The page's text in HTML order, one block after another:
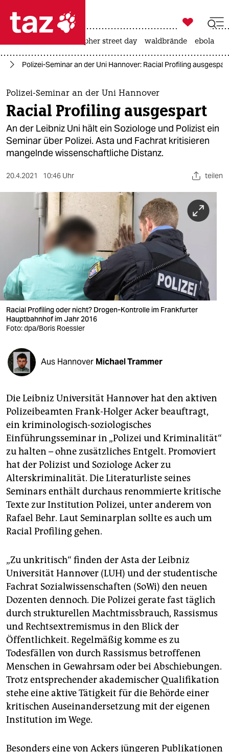
 taz zahl ich
taz zahl ich
themen
politik
öko
gesellschaft
wahrheit
verlag
verlag
shop
fragen & hilfe
unterstützen
abo
genossenschaft
epaper login

taz zahl ich
christopher street day waldbrände ebola
Polizei-Seminar an der Uni Hannover: Racial Profiling ausgespart
Polizei-Seminar an der Uni Hannover
Racial Profiling ausgespart
An der Leibniz Uni hält ein Soziologe und Polizist ein
Seminar über Polizei. Asta und Fachrat kritisieren
mangelnde wissenschaftliche Distanz.
20.4.2021 10:46 Uhr teilen
Racial Profiling oder nicht? Drogen-Kontrolle im Frankfurter
Hauptbahnhof im Jahr 2016
Foto: dpa/Boris Roessler
Aus Hannover Michael Trammer
Die Leibniz Universität Hannover hat den aktiven
Polizeibeamten Frank-Holger Acker beauftragt,
ein kriminologisch-soziologisches
Einführungsseminar in „Polizei und Kriminalität“
zu halten – ohne zusätzliches Entgelt. Promoviert
hat der Polizist und Soziologe Acker zu
Alterskriminalität. Die Literaturliste seines
Seminars enthält durchaus renommierte kritische
Texte zur Institution Polizei, unter anderem von
Rafael Behr. Laut Seminarplan sollte es auch um
Racial Profiling gehen.
„Zu unkritisch“ finden der Asta der Leibniz
Universität Hannover (LUH) und der studentische
Fachrat Sozialwissenschaften (SoWi) den neuen
Dozenten dennoch. Die Polizei gerate fast täglich
durch strukturellen Machtmissbrauch, Rassismus
und Rechtsextremismus in den Blick der
Öffentlichkeit. Regelmäßig komme es zu
Todesfällen von durch Rassismus betroffenen
Menschen in Gewahrsam oder bei Abschiebungen.
Trotz entsprechender akademischer Qualifikation
stehe eine aktive Tätigkeit für die Behörde einer
kritischen Auseinandersetzung mit der eigenen
Institution im Wege.
Besonders eine von Ackers jüngeren Publikationen